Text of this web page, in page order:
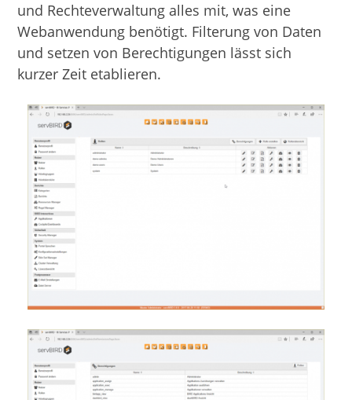
und Rechteverwaltung alles mit, was eine
Webanwendung benötigt. Filterung von Daten
und setzen von Berechtigungen lässt sich
kurzer Zeit etablieren.